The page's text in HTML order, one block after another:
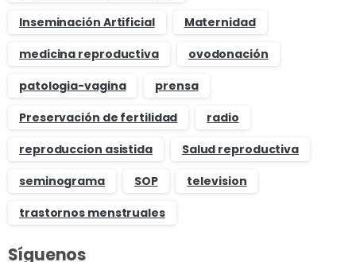
Inseminación Artificial
Maternidad
medicina reproductiva
ovodonación
patologia-vagina
prensa
Preservación de fertilidad
radio
reproduccion asistida
Salud reproductiva
seminograma
SOP
television
trastornos menstruales
Síguenos